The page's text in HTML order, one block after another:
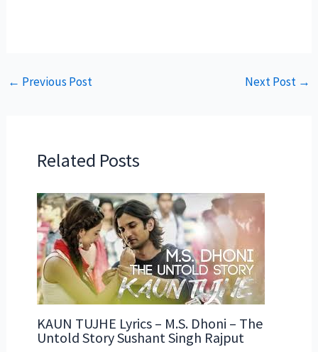
← Previous Post Next Post →
Related Posts
KAUN TUJHE Lyrics – M.S. Dhoni – The
Untold Story Sushant Singh Rajput